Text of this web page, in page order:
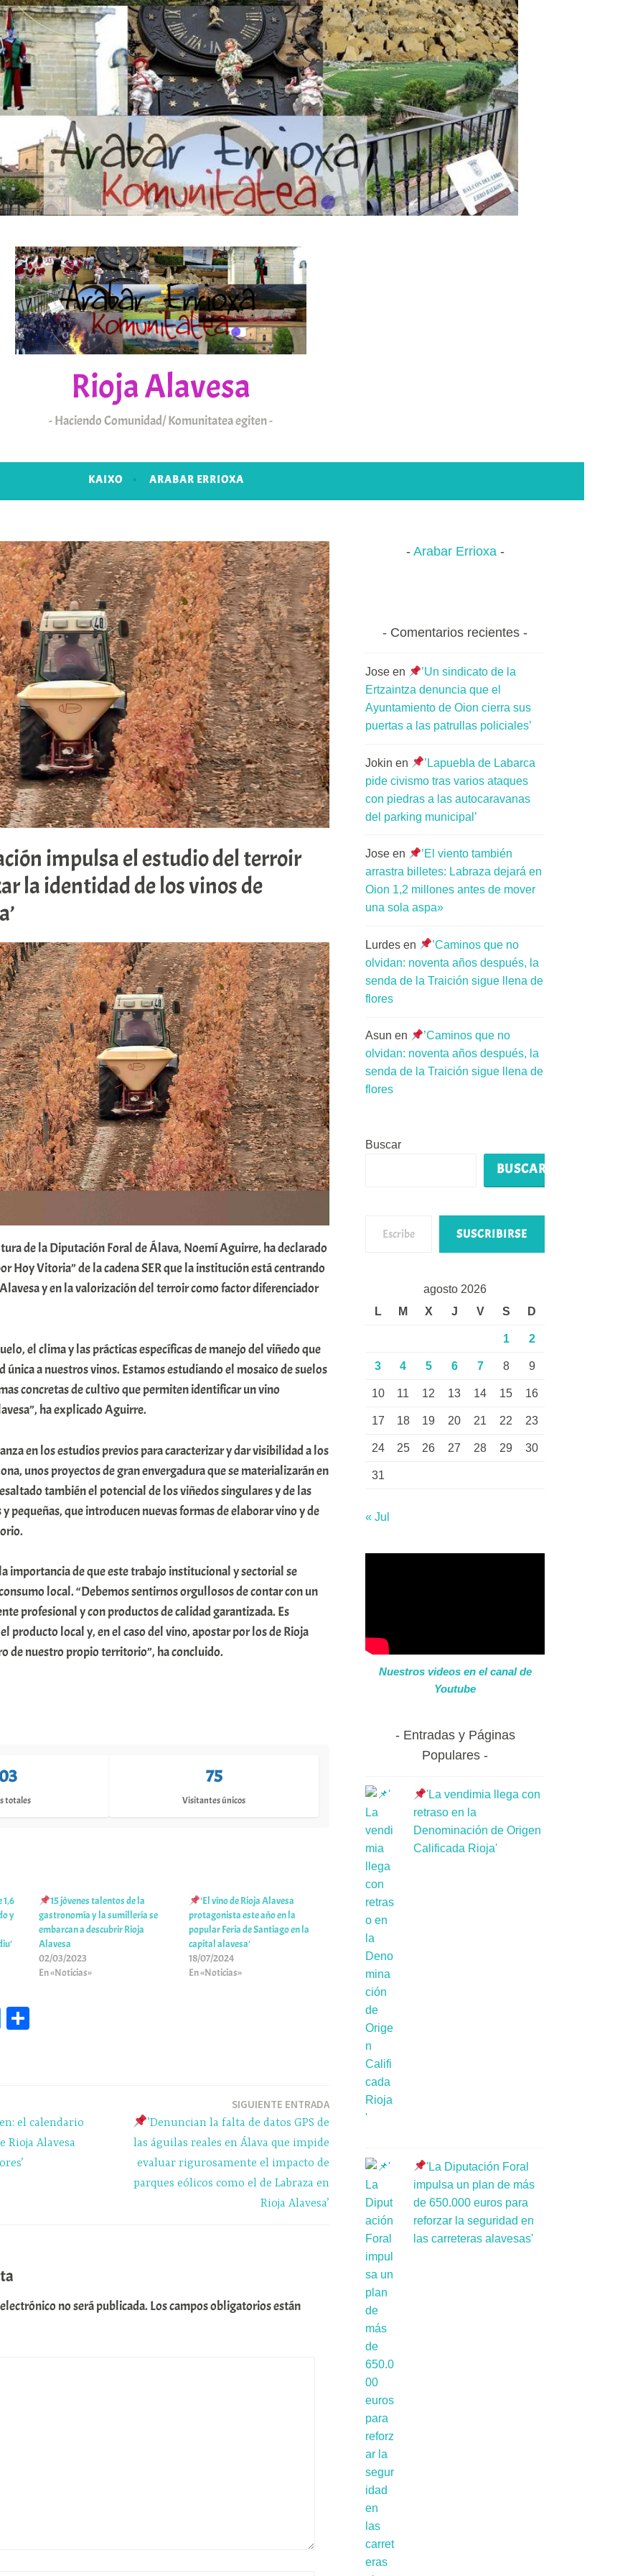
Rioja Alavesa
Haciendo Comunidad/ Komunitatea egiten
KAIXO ARABAR ERRIOXA
impulsa el estudio del terroir
la identidad de los vinos de
de la Diputación Foral de Álava, Noemí Aguirre, ha declarado
Hoy Vitoria” de la cadena SER que la institución está centrando
y en la valorización del terroir como factor diferenciador
el clima y las prácticas específicas de manejo del viñedo que
única a nuestros vinos. Estamos estudiando el mosaico de suelos
concretas de cultivo que permiten identificar un vino
ha explicado Aguirre.
en los estudios previos para caracterizar y dar visibilidad a los
unos proyectos de gran envergadura que se materializarán en
también el potencial de los viñedos singulares y de las
pequeñas, que introducen nuevas formas de elaborar vino y de
importancia de que este trabajo institucional y sectorial se
local. “Debemos sentirnos orgullosos de contar con un
profesional y con productos de calidad garantizada. Es
producto local y, en el caso del vino, apostar por los de Rioja
de nuestro propio territorio”, ha concluido.
totales
75
Visitantes únicos
1,6
y
15 jóvenes talentos de la
gastronomía y la sumillería se
embarcan a descubrir Rioja
Alavesa
02/03/2023
En «Noticias»
’El víno de Rioja Alavesa
protagonista este año en la
popular Feria de Santiago en la
capital alavesa’
18/07/2024
En «Noticias»
Te
rti
r
el calendario
Rioja Alavesa
SIGUIENTE ENTRADA
’Denuncian la falta de datos GPS de
las águilas reales en Álava que impide
evaluar rigurosamente el impacto de
parques eólicos como el de Labraza en
Rioja Alavesa’
no será publicada. Los campos obligatorios están
Arabar Errioxa
Comentarios recientes
Jose en
’Un sindicato de la
Ertzaintza denuncia que el
Ayuntamiento de Oion cierra sus
puertas a las patrullas policiales’
Jokin en
’Lapuebla de Labarca
pide civismo tras varios ataques
con piedras a las autocaravanas
del parking municipal’
Jose en
’El viento también
arrastra billetes: Labraza dejará en
Oion 1,2 millones antes de mover
una sola aspa»
Lurdes en
’Caminos que no
olvidan: noventa años después, la
senda de la Traición sigue llena de
flores
Asun en
’Caminos que no
olvidan: noventa años después, la
senda de la Traición sigue llena de
flores
Buscar
BUSCAR
SUSCRIBIRSE
agosto 2026
L
M X J V S D
1 2
3 4 5 6 7 8 9
10 11 12 13 14 15 16
17 18 19 20 21 22 23
24 25 26 27 28 29 30
31
« Jul
Nuestros videos en el canal de
Youtube
Entradas y Páginas
Populares
'La vendimia llega con
retraso en la
Denominación de Origen
Calificada Rioja'
'La Diputación Foral
impulsa un plan de más
de 650.000 euros para
reforzar la seguridad en
las carreteras alavesas'